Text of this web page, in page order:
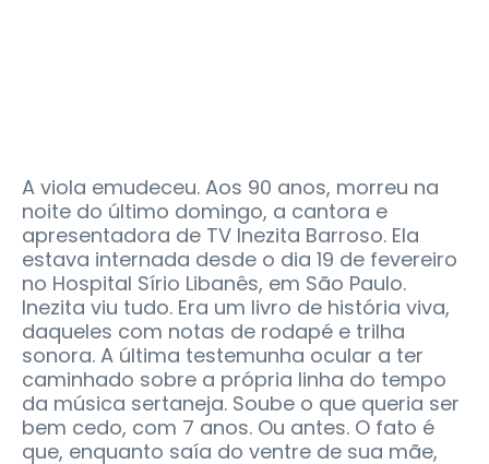
A viola emudeceu. Aos 90 anos, morreu na
noite do último domingo, a cantora e
apresentadora de TV Inezita Barroso. Ela
estava internada desde o dia 19 de fevereiro
no Hospital Sírio Libanês, em São Paulo.
Inezita viu tudo. Era um livro de história viva,
daqueles com notas de rodapé e trilha
sonora. A última testemunha ocular a ter
caminhado sobre a própria linha do tempo
da música sertaneja. Soube o que queria ser
bem cedo, com 7 anos. Ou antes. O fato é
que, enquanto saía do ventre de sua mãe,